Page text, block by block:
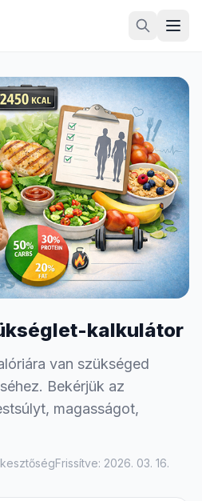
kalkulátor
van szükséged
Bekérjük az
magasságot,
Frissítve: 2026. 03. 16.